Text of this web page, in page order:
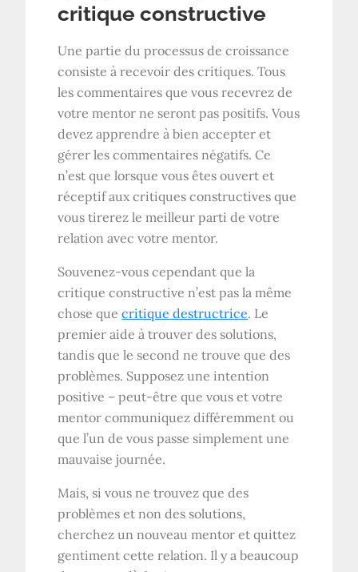
critique constructive
Une partie du processus de croissance
consiste à recevoir des critiques. Tous
les commentaires que vous recevrez de
votre mentor ne seront pas positifs. Vous
devez apprendre à bien accepter et
gérer les commentaires négatifs. Ce
n’est que lorsque vous êtes ouvert et
réceptif aux critiques constructives que
vous tirerez le meilleur parti de votre
relation avec votre mentor.
Souvenez-vous cependant que la
critique constructive n’est pas la même
chose quecritique destructrice. Le
premier aide à trouver des solutions,
tandis que le second ne trouve que des
problèmes. Supposez une intention
positive – peut-être que vous et votre
mentor communiquez différemment ou
que l’un de vous passe simplement une
mauvaise journée.
Mais, si vous ne trouvez que des
problèmes et non des solutions,
cherchez un nouveau mentor et quittez
gentiment cette relation. Il y a beaucoup